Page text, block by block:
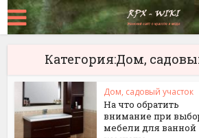
Категория:Дом,
Дом, садовый участок
На что обратить
внимание при
мебели для ванной